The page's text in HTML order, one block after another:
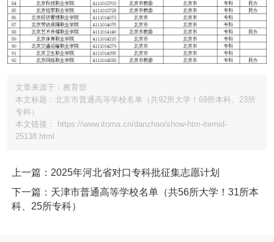
文章来源于：教育部
本文标题：北京市普通高等学校名单（共92所大学！69所本科、23所
专科）
本文链接： https://www.itoma.cn/danzhao/show-htm-itemid-
25138.html
上一篇：2025年河北省对口专科批征集志愿计划
下一篇：天津市普通高等学校名单（共56所大学！31所本
科、25所专科）